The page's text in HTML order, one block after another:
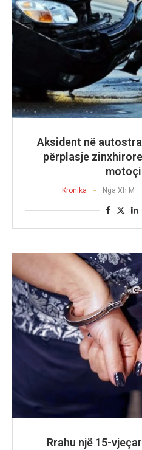
Aksident në
përplasje
Kronika Nga Xh M
Rrahu një 15-